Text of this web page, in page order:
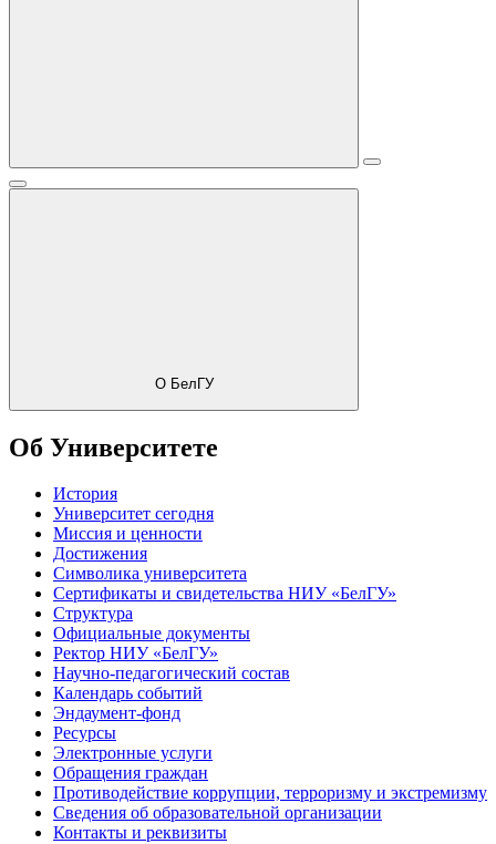
О БелГУ
Об Университете
История
Университет сегодня
Миссия и ценности
Достижения
Символика университета
Сертификаты и свидетельства НИУ «БелГУ»
Структура
Официальные документы
Ректор НИУ «БелГУ»
Научно-педагогический состав
Календарь событий
Эндаумент-фонд
Ресурсы
Электронные услуги
Обращения граждан
Противодействие коррупции, терроризму и экстремизму
Сведения об образовательной организации
Контакты и реквизиты